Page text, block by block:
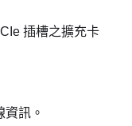
插槽之擴充卡
訊。